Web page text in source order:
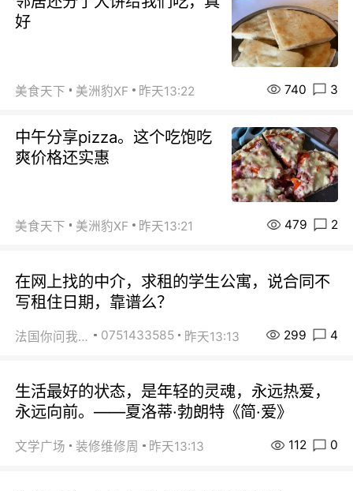
好
美食天下 美洲豹XF 昨天13:22 740 3
中午分享pizza。这个吃饱吃
爽价格还实惠
美食天下 美洲豹XF 昨天13:21 479 2
在网上找的中介，求租的学生公寓，说合同不
写租住日期，靠谱么？
法国你问我答 0751433585 昨天13:13 299 4
生活最好的状态，是年轻的灵魂，永远热爱，
永远向前。——夏洛蒂·勃朗特《简·爱》
文学广场 装修维修周 昨天13:13 112 0